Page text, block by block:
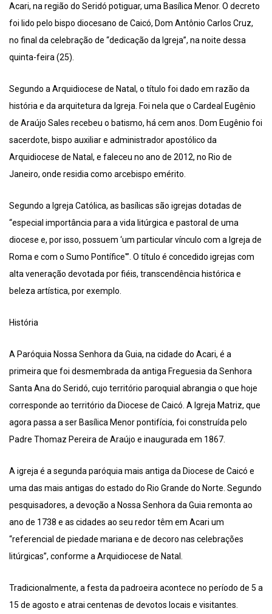
Acari, na região do Seridó potiguar, uma Basílica Menor. O decreto
foi lido pelo bispo diocesano de Caicó, Dom Antônio Carlos Cruz,
no final da celebração de “dedicação da Igreja”, na noite dessa
quinta-feira (25).
Segundo a Arquidiocese de Natal, o título foi dado em razão da
história e da arquitetura da Igreja. Foi nela que o Cardeal Eugênio
de Araújo Sales recebeu o batismo, há cem anos. Dom Eugênio foi
sacerdote, bispo auxiliar e administrador apostólico da
Arquidiocese de Natal, e faleceu no ano de 2012, no Rio de
Janeiro, onde residia como arcebispo emérito.
Segundo a Igreja Católica, as basílicas são igrejas dotadas de
“especial importância para a vida litúrgica e pastoral de uma
diocese e, por isso, possuem ‘um particular vínculo com a Igreja de
Roma e com o Sumo Pontífice'”. O título é concedido igrejas com
alta veneração devotada por fiéis, transcendência histórica e
beleza artística, por exemplo.
História
A Paróquia Nossa Senhora da Guia, na cidade do Acari, é a
primeira que foi desmembrada da antiga Freguesia da Senhora
Santa Ana do Seridó, cujo território paroquial abrangia o que hoje
corresponde ao território da Diocese de Caicó. A Igreja Matriz, que
agora passa a ser Basílica Menor pontifícia, foi construída pelo
Padre Thomaz Pereira de Araújo e inaugurada em 1867.
A igreja é a segunda paróquia mais antiga da Diocese de Caicó e
uma das mais antigas do estado do Rio Grande do Norte. Segundo
pesquisadores, a devoção a Nossa Senhora da Guia remonta ao
ano de 1738 e as cidades ao seu redor têm em Acari um
“referencial de piedade mariana e de decoro nas celebrações
litúrgicas”, conforme a Arquidiocese de Natal.
Tradicionalmente, a festa da padroeira acontece no período de 5 a
15 de agosto e atrai centenas de devotos locais e visitantes.